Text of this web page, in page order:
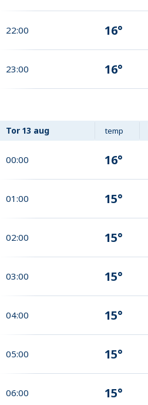
22:00 16°
23:00 16°
Tor 13 aug temp
00:00 16°
01:00 15°
02:00 15°
03:00 15°
04:00 15°
05:00 15°
06:00 15°